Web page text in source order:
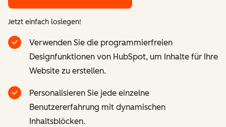
Jetzt einfach loslegen!
Verwenden Sie die programmierfreien
Designfunktionen von HubSpot, um Inhalte für Ihre
Website zu erstellen.
Personalisieren Sie jede einzelne
Benutzererfahrung mit dynamischen
Inhaltsblöcken.